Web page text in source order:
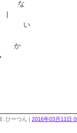
| な
|
い
: ひーつん | 2016年03月11日